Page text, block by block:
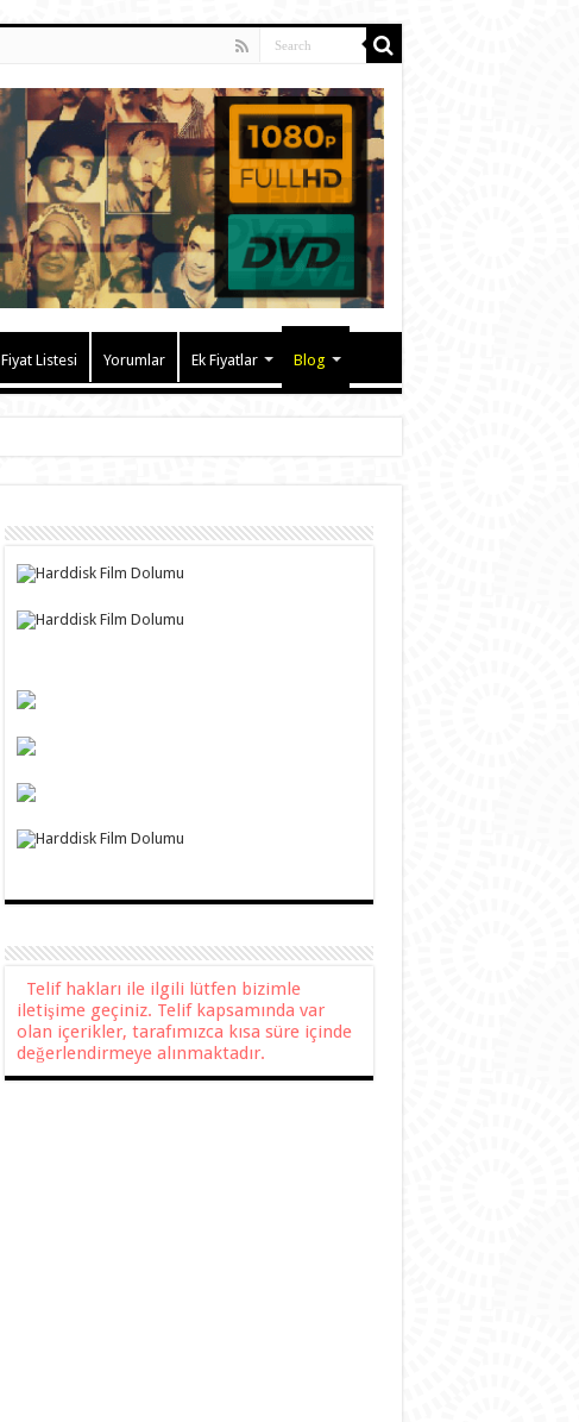
Fiyat Listesi Yorumlar Ek Fiyatlar Blog
Telif hakları ile ilgili lütfen bizimle
iletişime geçiniz. Telif kapsamında var
olan içerikler, tarafımızca kısa süre içinde
değerlendirmeye alınmaktadır.